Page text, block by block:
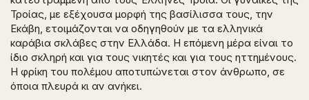
Τροίας, με εξέχουσα μορφή της βασίλισσα τους, την
Εκάβη, ετοιμάζονται να οδηγηθούν με τα ελληνικά
καράβια σκλάβες στην Ελλάδα. Η επόμενη μέρα είναι το
ίδιο σκληρή και για τους νικητές και για τους ηττημένους.
Η φρίκη του πολέμου αποτυπώνεται στον άνθρωπο, σε
όποια πλευρά κι αν ανήκει.